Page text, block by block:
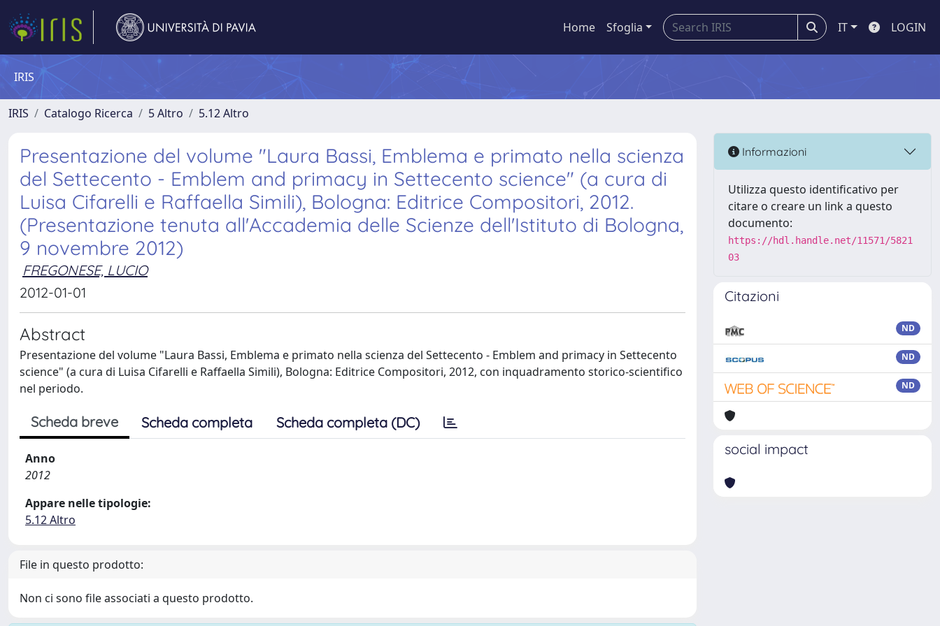
Home Sfoglia IT LOGIN
IRIS
IRIS Catalogo Ricerca 5 Altro 5.12 Altro
Presentazione del volume "Laura Bassi, Emblema e primato nella scienza
del Settecento - Emblem and primacy in Settecento science" (a cura di
Luisa Cifarelli e Raffaella Simili), Bologna: Editrice Compositori, 2012.
(Presentazione tenuta all'Accademia delle Scienze dell'Istituto di Bologna,
9 novembre 2012)
FREGONESE, LUCIO
2012-01-01
Abstract
Presentazione del volume "Laura Bassi, Emblema e primato nella scienza del Settecento - Emblem and primacy in Settecento
science" (a cura di Luisa Cifarelli e Raffaella Simili), Bologna: Editrice Compositori, 2012, con inquadramento storico-scientifico
nel periodo.
Scheda breve Scheda completa Scheda completa (DC)
Anno
2012
Appare nelle tipologie:
5.12 Altro
File in questo prodotto:
Non ci sono file associati a questo prodotto.
Informazioni
Utilizza questo identificativo per
citare o creare un link a questo
documento:
https://hdl.handle.net/11571/5821
03
Citazioni
ND
ND
ND
social impact